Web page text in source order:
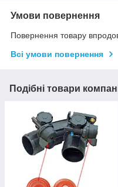
Умови повернення
Повернення товару
Всі умови повернення
Подібні товари